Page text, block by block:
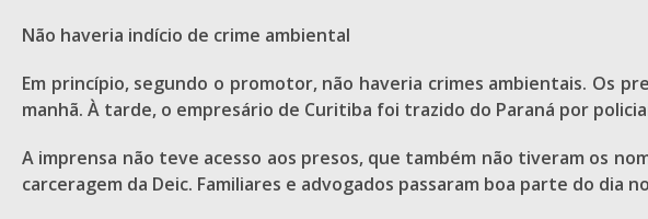
Não haveria indício de crime ambiental
Em princípio, segundo o promotor, não haveria crimes ambientais. Os
manhã. À tarde, o empresário de Curitiba foi trazido do Paraná por
A imprensa não teve acesso aos presos, que também não tiveram os
carceragem da Deic. Familiares e advogados passaram boa parte do dia